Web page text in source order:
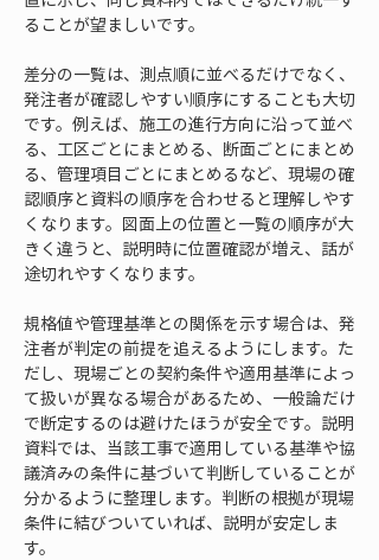
ることが望ましいです。
差分の一覧は、測点順に並べるだけでなく、
発注者が確認しやすい順序にすることも大切
です。例えば、施工の進行方向に沿って並べ
る、工区ごとにまとめる、断面ごとにまとめ
る、管理項目ごとにまとめるなど、現場の確
認順序と資料の順序を合わせると理解しやす
くなります。図面上の位置と一覧の順序が大
きく違うと、説明時に位置確認が増え、話が
途切れやすくなります。
規格値や管理基準との関係を示す場合は、発
注者が判定の前提を追えるようにします。た
だし、現場ごとの契約条件や適用基準によっ
て扱いが異なる場合があるため、一般論だけ
で断定するのは避けたほうが安全です。説明
資料では、当該工事で適用している基準や協
議済みの条件に基づいて判断していることが
分かるように整理します。判断の根拠が現場
条件に結びついていれば、説明が安定しま
す。